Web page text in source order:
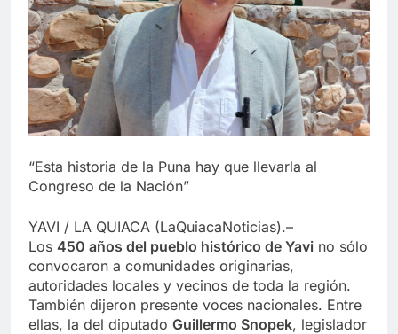
“Esta historia de la Puna hay que llevarla al
Congreso de la Nación”
YAVI / LA QUIACA (LaQuiacaNoticias).–
Los 450 años del pueblo histórico de Yavi no sólo
convocaron a comunidades originarias,
autoridades locales y vecinos de toda la región.
También dijeron presente voces nacionales. Entre
ellas, la del diputado Guillermo Snopek, legislador